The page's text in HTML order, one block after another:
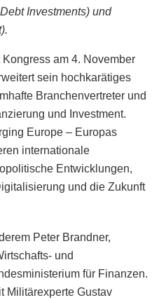
Investments) und
am 4. November
sein hochkarätiges
Branchenvertreter und
und Investment.
Europe – Europas
internationale
Entwicklungen,
und die Zukunft
Peter Brandner,
und
für Finanzen.
Militärexperte Gustav